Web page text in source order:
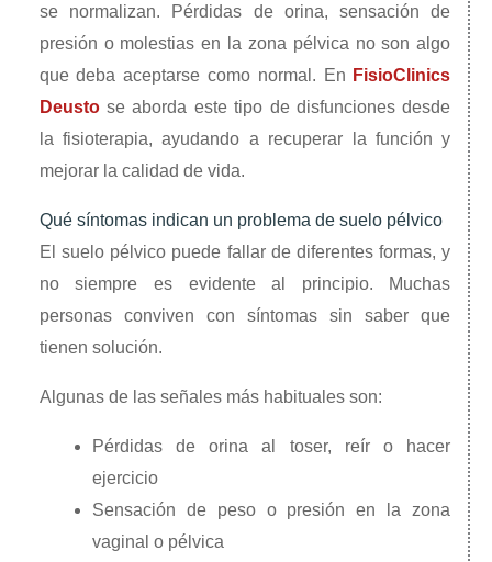
se normalizan. Pérdidas de orina, sensación de
presión o molestias en la zona pélvica no son algo
que deba aceptarse como normal. En FisioClinics
Deustose aborda este tipo de disfunciones desde
la fisioterapia, ayudando a recuperar la función y
mejorar la calidad de vida.
Qué síntomas indican un problema de suelo pélvico
El suelo pélvico puede fallar de diferentes formas, y
no siempre es evidente al principio. Muchas
personas conviven con síntomas sin saber que
tienen solución.
Algunas de las señales más habituales son:
Pérdidas de orina al toser, reír o hacer
ejercicio
Sensación de peso o presión en la zona
vaginal o pélvica